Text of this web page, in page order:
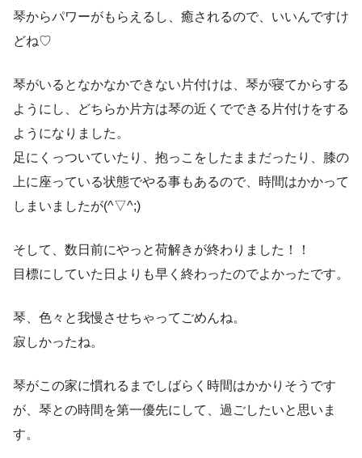
琴からパワーがもらえるし、癒されるので、いいんですけ
どね♡
琴がいるとなかなかできない片付けは、琴が寝てからする
ようにし、どちらか片方は琴の近くでできる片付けをする
ようになりました。
足にくっついていたり、抱っこをしたままだったり、膝の
上に座っている状態でやる事もあるので、時間はかかって
しまいましたが(^▽^;)
そして、数日前にやっと荷解きが終わりました！！
目標にしていた日よりも早く終わったのでよかったです。
琴、色々と我慢させちゃってごめんね。
寂しかったね。
琴がこの家に慣れるまでしばらく時間はかかりそうです
が、琴との時間を第一優先にして、過ごしたいと思いま
す。